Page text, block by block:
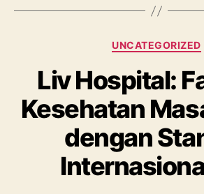
UNCATEGORIZED
Liv Hospital:
Kesehatan
dengan